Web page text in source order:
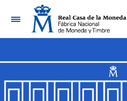
Navigation